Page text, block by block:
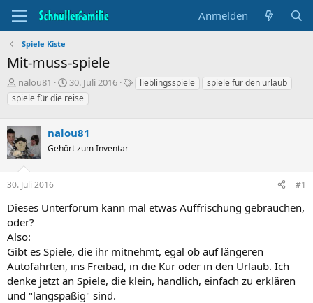
Anmelden
Spiele Kiste
Mit-muss-spiele
T
h
e
n
s
t
a
r
t
e
r
nalou81
B
e
g
n
n
a
u
m
30. Juli 2016
S
r
e
lieblingsspiele
spiele für den urlaub
spiele für die reise
nalou81
Gehört zum Inventar
30. Juli 2016 #1
Dieses Unterforum kann mal etwas Auffrischung gebrauchen,
oder?
Also:
Gibt es Spiele, die ihr mitnehmt, egal ob auf längeren
Autofahrten, ins Freibad, in die Kur oder in den Urlaub. Ich
denke jetzt an Spiele, die klein, handlich, einfach zu erklären
und "langspaßig" sind.